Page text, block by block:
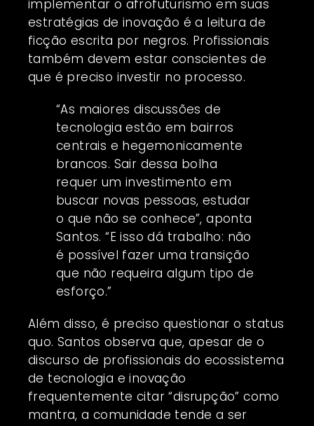
implementar o afrofuturismo em suas
estratégias de inovação é a leitura de
ficção escrita por negros. Profissionais
também devem estar conscientes de
que é preciso investir no processo.
“As maiores discussões de
tecnologia estão em bairros
centrais e hegemonicamente
brancos. Sair dessa bolha
requer um investimento em
buscar novas pessoas, estudar
o que não se conhece”, aponta
Santos. “E isso dá trabalho: não
é possível fazer uma transição
que não requeira algum tipo de
esforço.”
Além disso, é preciso questionar o status
quo. Santos observa que, apesar de o
discurso de profissionais do ecossistema
de tecnologia e inovação
frequentemente citar “disrupção” como
mantra, a comunidade tende a ser